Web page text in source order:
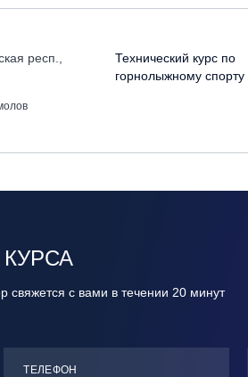
респ.,
Технический курс по
горнолыжному спорту
свяжется с вами в течении 20 минут
ТЕЛЕФОН